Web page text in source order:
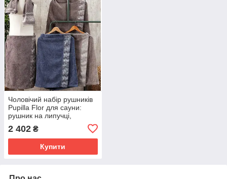
Чоловічий набір рушників
Pupilla Flor для сауни:
рушник на липучці,
2 402 ₴
Купити